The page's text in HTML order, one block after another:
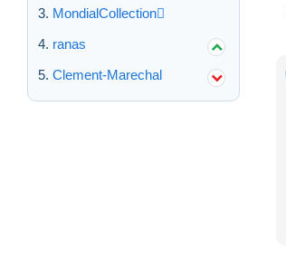
MondialCollection
ranas
Clement-Marechal